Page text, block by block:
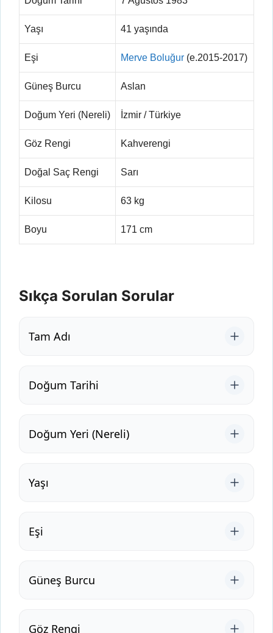
Yaşı 41 yaşında
Eşi Merve Boluğur (e.2015-2017)
Güneş Burcu Aslan
Doğum Yeri (Nereli) İzmir / Türkiye
Göz Rengi Kahverengi
Doğal Saç Rengi Sarı
Kilosu 63 kg
Boyu 171 cm
Sıkça Sorulan Sorular
Tam Adı
Doğum Tarihi
Doğum Yeri (Nereli)
Yaşı
Eşi
Güneş Burcu
Göz Rengi